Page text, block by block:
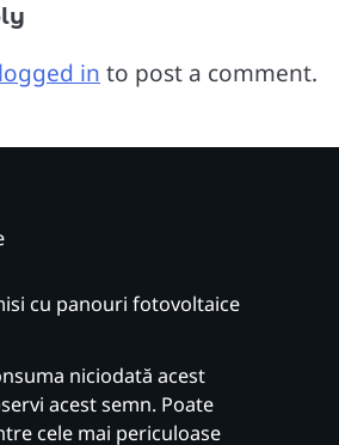
logged in to post a comment.
cu panouri fotovoltaice
niciodată acest
acest semn. Poate
cele mai periculoase